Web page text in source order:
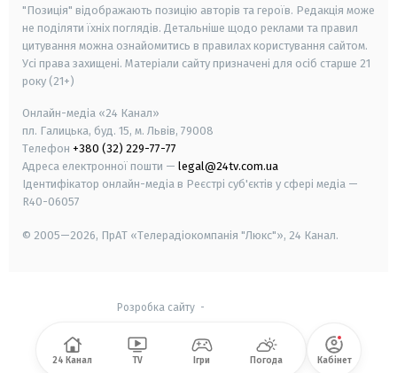
"Позиція" відображають позицію авторів та героїв. Редакція може
не поділяти їхніх поглядів. Детальніше щодо реклами та правил
цитування можна ознайомитись в правилах користування сайтом.
Усі права захищені. Матеріали сайту призначені для осіб старше 21
року (21+)
Онлайн-медіа «24 Канал»
пл. Галицька, буд. 15, м. Львів, 79008
Телефон +380 (32) 229-77-77
Адреса електронної пошти — legal@24tv.com.ua
Ідентифікатор онлайн-медіа в Реєстрі суб'єктів у сфері медіа —
R40-06057
© 2005—2026, ПрАТ «Телерадіокомпанія "Люкс"», 24 Канал.
Розробка сайту-
24 Канал TV Ігри Погода Кабінет